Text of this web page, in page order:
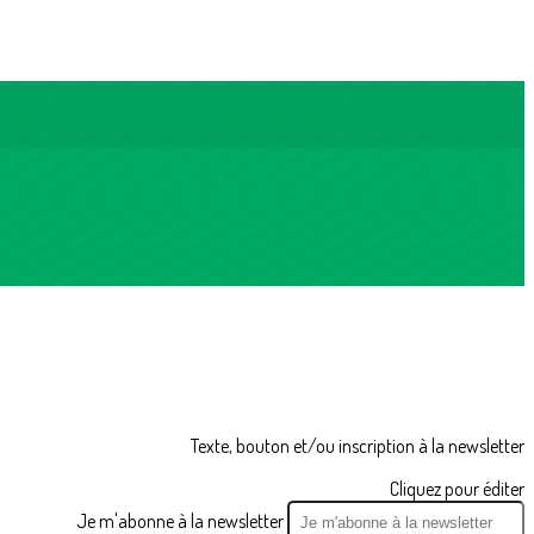
Texte, bouton et/ou inscription à la newsletter
Cliquez pour éditer
Je m'abonne à la newsletter